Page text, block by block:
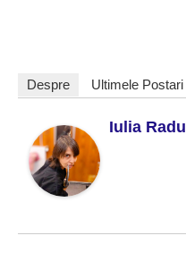
Despre Ultimele Postari
Iulia Radu